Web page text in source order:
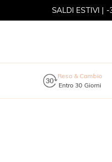
Reso & Cambio
Entro 30 Giorni